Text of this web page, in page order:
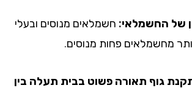
חשמלאים מנוסים ובעלי
מחשמלאים פחות מנוסים.
תאורה פשוט בבית תעלה בין